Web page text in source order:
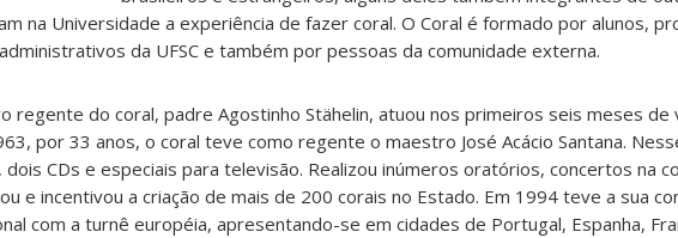
na Universidade a experiência de fazer coral. O Coral é formado por alunos,
da UFSC e também por pessoas da comunidade externa.
regente do coral, padre Agostinho Stähelin, atuou nos primeiros seis meses de
por 33 anos, o coral teve como regente o maestro José Acácio Santana.
CDs e especiais para televisão. Realizou inúmeros oratórios, concertos na
e incentivou a criação de mais de 200 corais no Estado. Em 1994 teve a sua
com a turnê européia, apresentando-se em cidades de Portugal, Espanha,